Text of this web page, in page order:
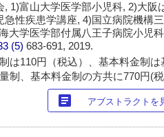
1)富山大学医学部小児科, 2)大
性疾患学講座, 4)国立病院機構
大学医学部付属八王子病院小児
(5)683-691, 2019.
は110円（税込）、基本料金制は
制、基本料金制の方共に770円(税
article アブストラクトを